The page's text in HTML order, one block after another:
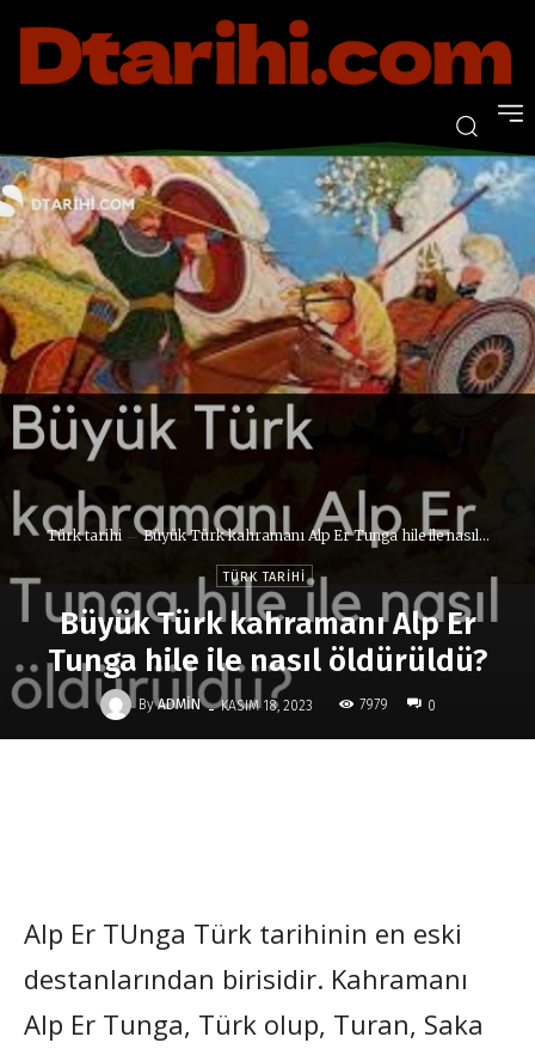
Türk tarihi Büyük Türk kahramanı Alp Er Tunga hile ile nasıl...
TÜRK TARIHI
Büyük Türk kahramanı Alp Er
Tunga hile ile nasıl öldürüldü?
By ADMIN - KASIM 18, 2023 7979 0
Alp Er TUnga Türk tarihinin en eski
destanlarından birisidir. Kahramanı
Alp Er Tunga, Türk olup, Turan, Saka